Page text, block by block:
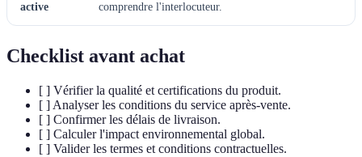
active
comprendre l'interlocuteur.
Checklist avant achat
[ ] Vérifier la qualité et certifications du produit.
[ ] Analyser les conditions du service après-vente.
[ ] Confirmer les délais de livraison.
[ ] Calculer l'impact environnemental global.
[ ] Valider les termes et conditions contractuelles.